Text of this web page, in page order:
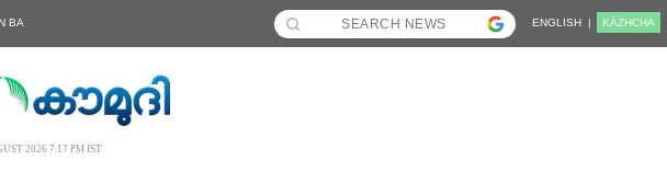
BA ENGLISH | KĀZHCHA
2026 7.17 PM IST